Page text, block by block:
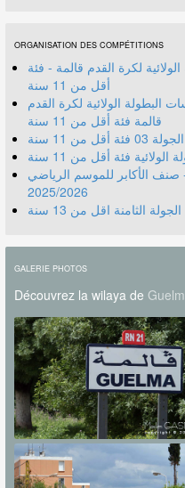
ORGANISATION DES COMPÉTITIONS
(05) - البطولة الولائية لكرة القدم قالمة - فئة
أقل من 11 سنة
(04) من منافسات البطولة الولائية لكرة القدم
قالمة فئة أقل من 11 سنة
أقل من 11 سنة
فئة أقل من 11 سنة
الشرفي - صنف الأكابر للموسم الرياضي
2025/2026
الجولة الثامنة اقل من 13 سنة
GALERIE PHOTOS
Découvrez la wilaya de